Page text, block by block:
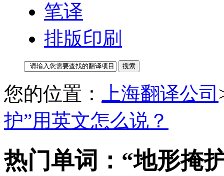
笔译
排版印刷
您的位置： 上海翻译公司
护”用英文怎么说？
热门单词：“地形掩